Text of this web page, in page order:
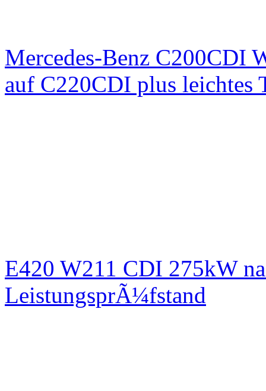
Mercedes-Benz C200CDI
auf C220CDI plus
E420 W211 CDI 275kW
LeistungsprÃ¼fstand